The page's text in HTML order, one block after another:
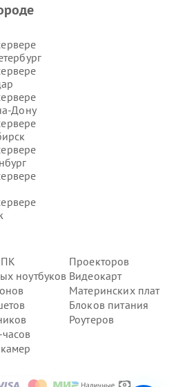
ноутбуков
Проекторов
Видеокарт
Материнских плат
Блоков питания
Роутеров
Дону